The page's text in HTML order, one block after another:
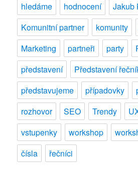
hledáme
hodnocení
Jakub
Komunitní partner
komunity
Marketing
partneři party
představení
Představení
představujeme
případovky
rozhovor
SEO Trendy
vstupenky
workshop
čísla
řečníci